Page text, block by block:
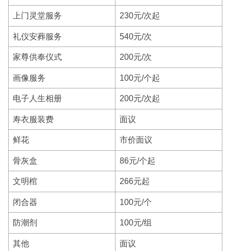
上门灵堂服务 230元/次起
礼仪安葬服务 540元/次
家尊供奉仪式 200元/次
画像服务 100元/个起
电子人生相册 200元/次起
寿衣服装费 面议
鲜花 市价面议
骨灰盒 86元/个起
文明棺 266元起
闭合器 100元/个
防潮剂 100元/组
其他 面议